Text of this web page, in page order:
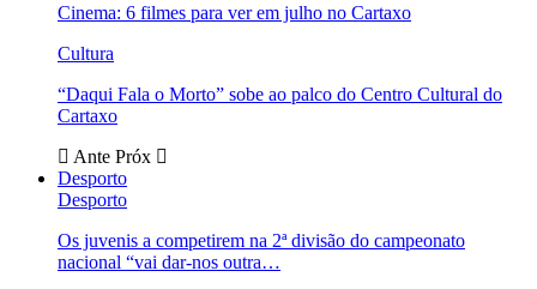
Cinema: 6 filmes para ver em julho no Cartaxo
Cultura
“Daqui Fala o Morto” sobe ao palco do Centro Cultural do
Cartaxo
Ante Próx
Desporto
Desporto
Os juvenis a competirem na 2ª divisão do campeonato
nacional “vai dar-nos outra…